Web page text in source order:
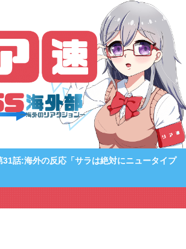
話:海外の反応「サラは絶対にニュータイプ